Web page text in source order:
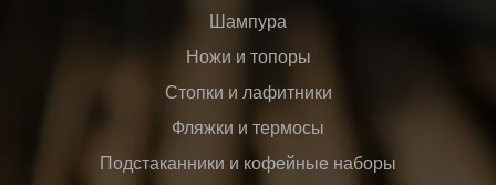
Шампура
Ножи и топоры
Стопки и лафитники
Фляжки и термосы
Подстаканники и кофейные наборы